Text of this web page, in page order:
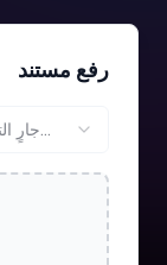
رفع مستند
جارٍ التحميل...